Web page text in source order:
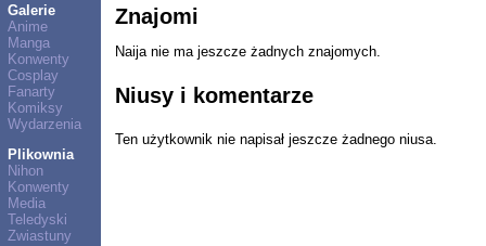
Galerie
Anime
Manga
Konwenty
Cosplay
Fanarty
Komiksy
Wydarzenia
Plikownia
Nihon
Konwenty
Media
Teledyski
Zwiastuny
Znajomi
Naija nie ma jeszcze żadnych znajomych.
Niusy i komentarze
Ten użytkownik nie napisał jeszcze żadnego niusa.